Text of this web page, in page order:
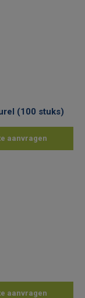
(100 stuks)
aanvragen
aanvragen